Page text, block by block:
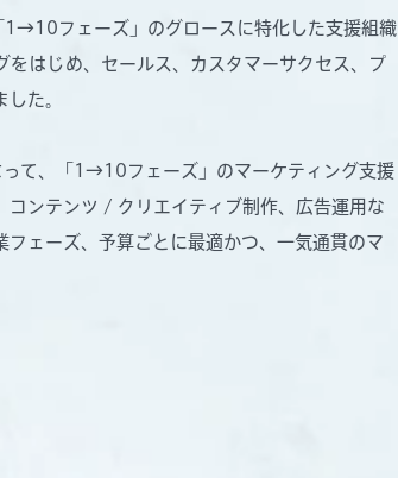
フェーズ」のグロースに特化した支援組織
はじめ、セールス、カスタマーサクセス、プ
た。
て、「1→10フェーズ」のマーケティング支援
ンテンツ / クリエイティブ制作、広告運用な
ェーズ、予算ごとに最適かつ、一気通貫のマ